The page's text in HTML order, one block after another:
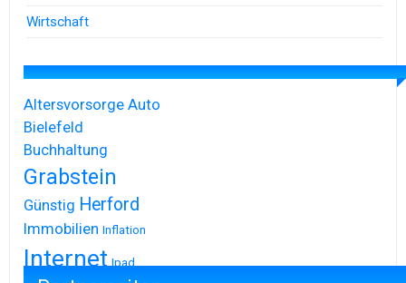
Wirtschaft
Altersvorsorge Auto
Bielefeld
Buchhaltung
Grabstein
Günstig Herford
Immobilien Inflation
Internet Ipad